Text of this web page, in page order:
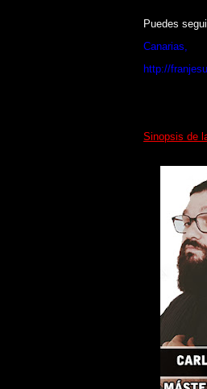
Puedes
Canarias,
http://